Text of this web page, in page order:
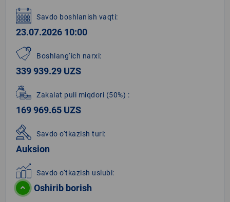
Savdo boshlanish vaqti:
23.07.2026 10:00
Boshlang‘ich narxi:
339 939.29 UZS
Zakalat puli miqdori (50%) :
169 969.65 UZS
Savdo o‘tkazish turi:
Auksion
Savdo o‘tkazish uslubi:
Oshirib borish